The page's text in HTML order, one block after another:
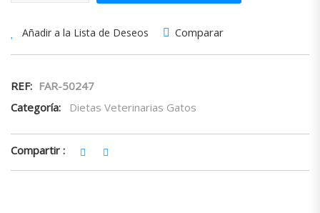
Añadir a la Lista de Deseos Comparar
REF: FAR-50247
Categoría:
Dietas Veterinarias Gatos
Compartir :